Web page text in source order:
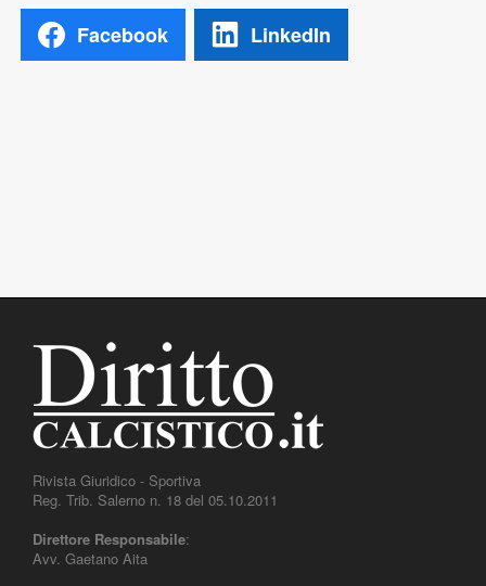
Facebook LinkedIn
Rivista Giuridico - Sportiva
Reg. Trib. Salerno n. 18 del 05.10.2011
Direttore Responsabile:
Avv. Gaetano Aita